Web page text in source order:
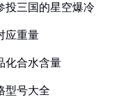
投三国的星空爆冷
应重量
化合水含量
型号大全